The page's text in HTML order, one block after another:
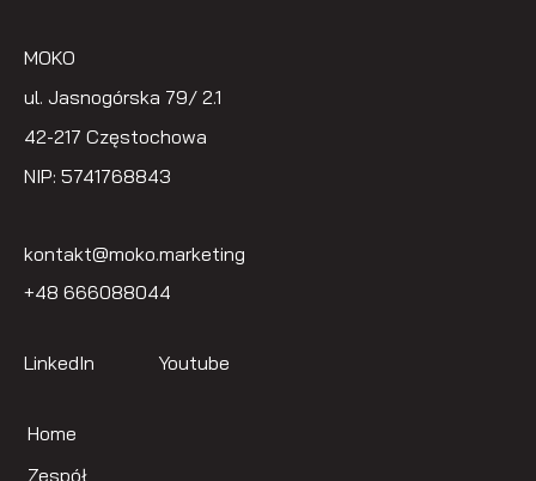
MOKO
ul. Jasnogórska 79/ 2.1
42-217 Częstochowa
NIP: 5741768843
kontakt@moko.marketing
+48 666088044
LinkedIn Youtube
Home
Zespół